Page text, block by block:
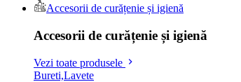
Accesorii de curățenie și igienă
Accesorii de curățenie și igienă
Vezi toate produsele
Bureti,Lavete